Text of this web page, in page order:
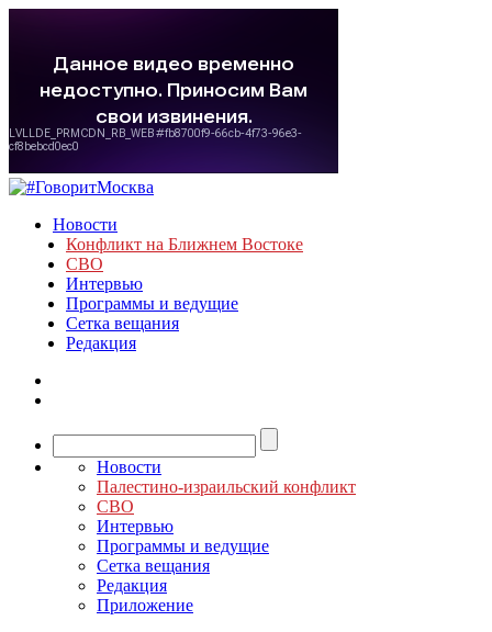
Новости
Конфликт на Ближнем Востоке
СВО
Интервью
Программы и ведущие
Сетка вещания
Редакция
Новости
Палестино-израильский конфликт
СВО
Интервью
Программы и ведущие
Сетка вещания
Редакция
Приложение